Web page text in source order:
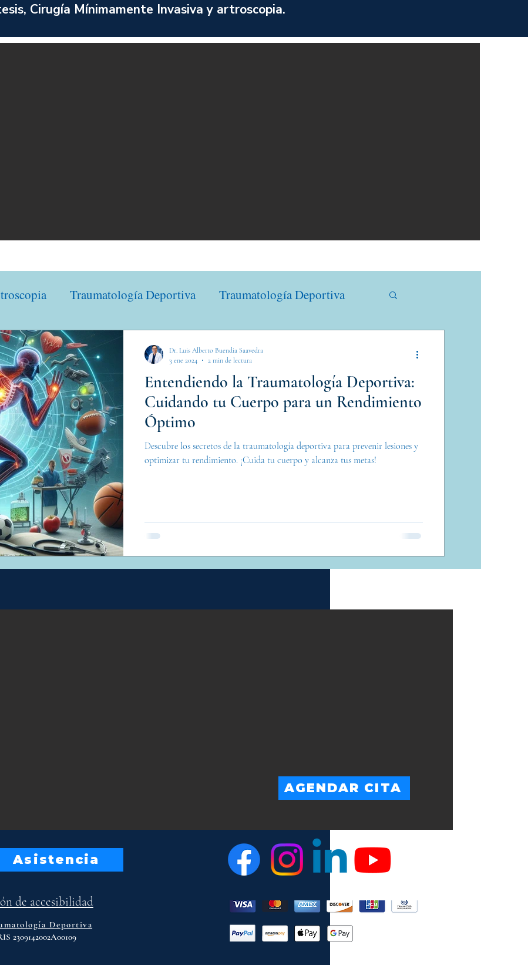
Cirugía Mínimamente Invasiva y artroscopia.
Traumatología Deportiva Traumatología Deportiva
Deportiva Traumatología
Entendiendo la Traumatología Deportiva:
Cuidando tu Cuerpo para un Rendimiento
Óptimo
Descubre los secretos de la traumatología deportiva para prevenir lesiones y
optimizar tu rendimiento. ¡Cuida tu cuerpo y alcanza tus metas!
Dr. Luis Alberto Buendia Saavedra
3 ene 2024
2 min de lectura
Asistencia
de accesibilidad
tología Deportiva
2309142002A00109
AGENDAR CITA